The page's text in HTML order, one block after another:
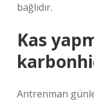
bağlıdır.
Kas
Antrenman